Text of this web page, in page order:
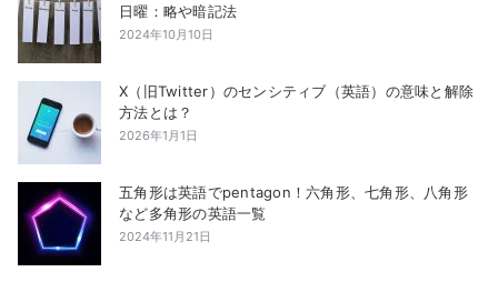
日曜：略や暗記法
2024年10月10日
X（旧Twitter）のセンシティブ（英語）の意味と解除
方法とは？
2026年1月1日
五角形は英語でpentagon！六角形、七角形、八角形
など多角形の英語一覧
2024年11月21日